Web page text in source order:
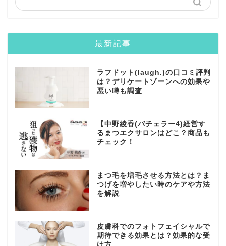
最新記事
ラフドット(laugh.)の口コミ評判
は？デリケートゾーンへの効果や
悪い噂も調査
【中野綾香(バチェラー4)経営す
るまつエクサロンはどこ？商品も
チェック！
まつ毛を増毛させる方法とは？ま
つげを増やしたい時のケアや方法
を解説
皮膚科でのフォトフェイシャルで
期待できる効果とは？効果的な受